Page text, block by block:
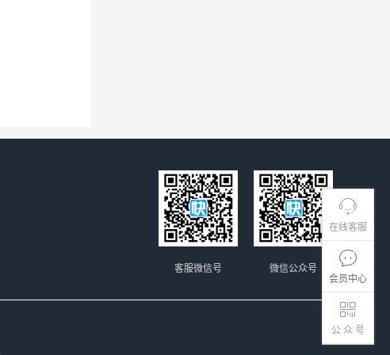
在线客服
会员中心
公 众 号
微信公众号
客服微信号